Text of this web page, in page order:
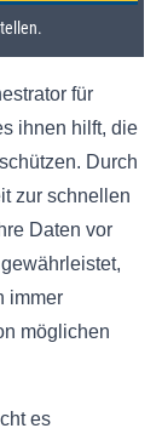
für
ihnen hilft, die
Durch
zur schnellen
Daten vor
immer
möglichen
es